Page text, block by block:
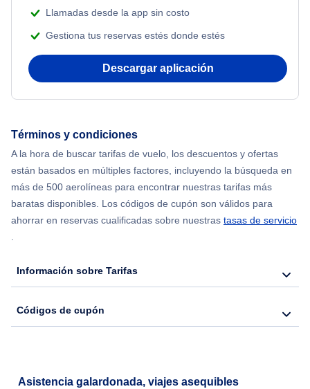
Flights from Nueva York to Mumbai
Flights from Shanghai to Nueva York
Flights from Nueva York to Seúl
Flights from Nueva York to Hong Kong
Llamadas desde la app sin costo
Gestiona tus reservas estés donde estés
Descargar aplicación
Términos y condiciones
A la hora de buscar tarifas de vuelo, los descuentos y ofertas
están basados en múltiples factores, incluyendo la búsqueda en
más de 500 aerolíneas para encontrar nuestras tarifas más
baratas disponibles. Los códigos de cupón son válidos para
ahorrar en reservas cualificadas sobre nuestras tasas de servicio
.
Información sobre Tarifas
Códigos de cupón
Asistencia galardonada, viajes asequibles